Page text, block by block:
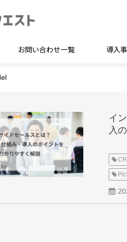
お問い合わせ一覧 導入
イ
入